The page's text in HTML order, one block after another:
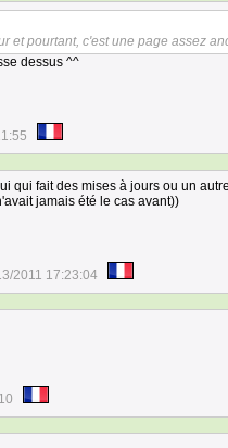
et pourtant, c'est une page assez
dessus ^^
qui fait des mises à jours ou un
jamais été le cas avant))
2011 17:23:04